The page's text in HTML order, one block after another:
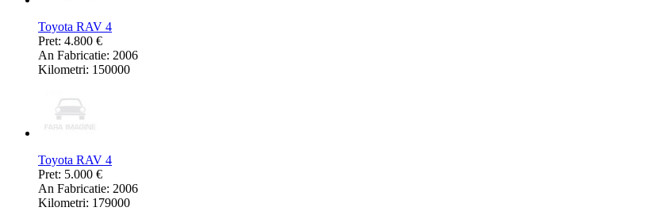
Toyota RAV 4
Pret: 4.800 €
An Fabricatie: 2006
Kilometri: 150000
Toyota RAV 4
Pret: 5.000 €
An Fabricatie: 2006
Kilometri: 179000